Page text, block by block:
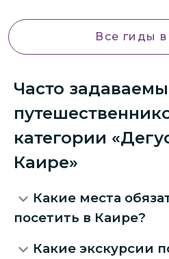
Все гиды
Часто
категории
Каире»
Какие места
посетить в Каире?
Какие экскурсии